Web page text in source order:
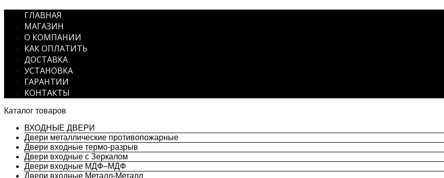
ГЛАВНАЯ
МАГАЗИН
О КОМПАНИИ
КАК ОПЛАТИТЬ
ДОСТАВКА
УСТАНОВКА
ГАРАНТИИ
КОНТАКТЫ
Каталог товаров
ВХОДНЫЕ ДВЕРИ
Двери металлические противопожарные
Двери входные термо-разрыв
Двери входные с Зеркалом
Двери входные МДФ–МДФ
Двери входные Металл-Металл